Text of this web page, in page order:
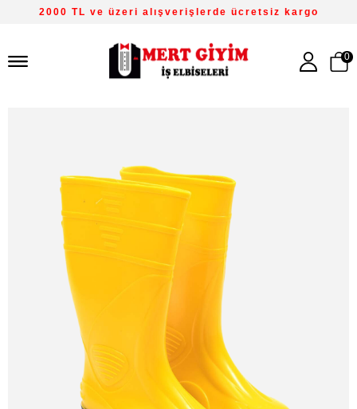
2000 TL ve üzeri alışverişlerde ücretsiz kargo
0